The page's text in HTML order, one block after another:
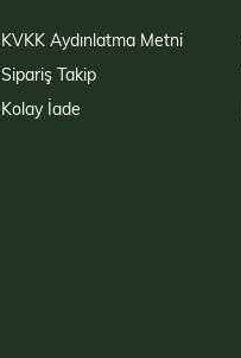
KVKK Aydınlatma Metni
Sipariş Takip
Kolay İade